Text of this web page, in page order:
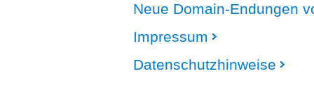
Neue Domain-Endungen
Impressum
Datenschutzhinweise